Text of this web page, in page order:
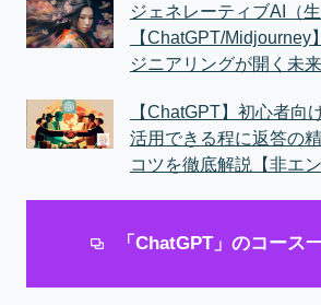
ジェネレーティブAI（
【ChatGPT/Midjourney
ジニアリングが開く未
【ChatGPT】初心者向
活用できる程に返答の
コツを徹底解説【非エ
「ChatGPT」のコース